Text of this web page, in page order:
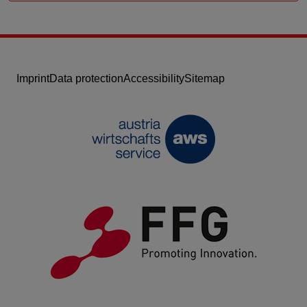
ImprintData protectionAccessibilitySitemap